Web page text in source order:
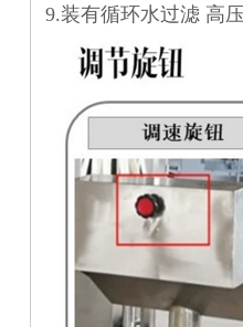
9.装有循环水过滤 高